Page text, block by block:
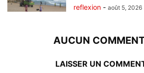
reflexion - août 5, 2026
AUCUN
LAISSER UN